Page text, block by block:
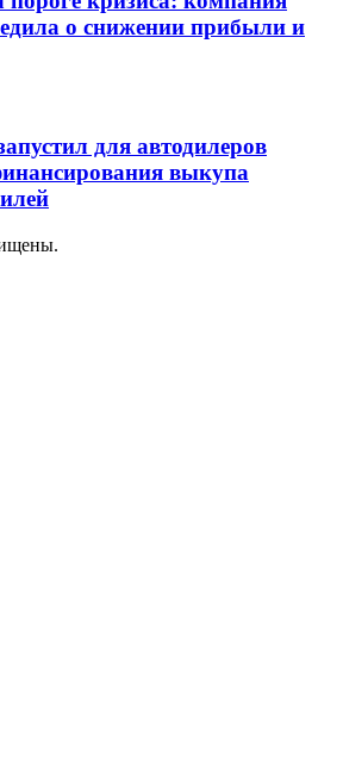
о снижении прибыли и
для автодилеров
выкупа